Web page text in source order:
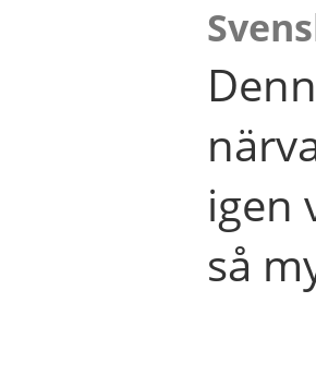
igen
så